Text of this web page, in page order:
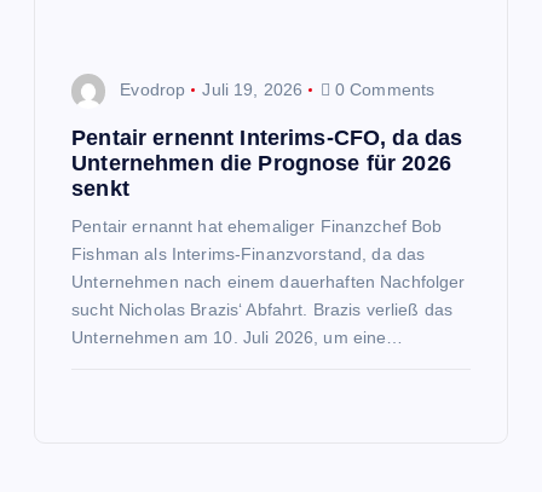
Evodrop Juli 19, 2026 0 Comments
Pentair ernennt Interims-CFO, da das
Unternehmen die Prognose für 2026
senkt
Pentair ernannt hat ehemaliger Finanzchef Bob
Fishman als Interims-Finanzvorstand, da das
Unternehmen nach einem dauerhaften Nachfolger
sucht Nicholas Brazis‘ Abfahrt. Brazis verließ das
Unternehmen am 10. Juli 2026, um eine…